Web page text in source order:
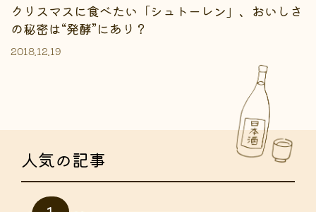
クリスマスに食べたい「シュトーレン」、おいしさ
の秘密は“発酵”にあり？
2018.12.19
人気の記事